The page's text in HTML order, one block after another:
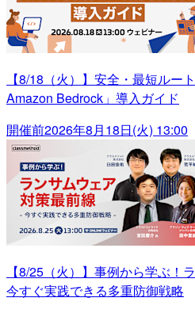
【8/18（火）】安全・最短ルー
Amazon Bedrock」導入ガイド
開催前2026年8月18日(火) 13:00
【8/25（火）】事例から学ぶ！
今すぐ実践できる多重防御戦略